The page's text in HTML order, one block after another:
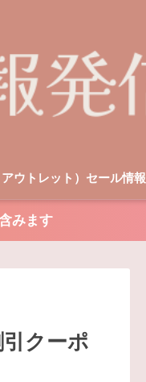
ウトレット）セール情報
みます
クーポ